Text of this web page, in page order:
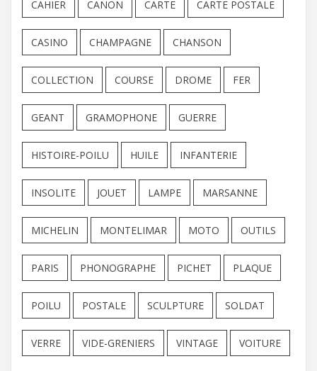
CAHIER CANON CARTE CARTE POSTALE
CASINO CHAMPAGNE CHANSON
COLLECTION COURSE DROME FER
GEANT GRAMOPHONE GUERRE
HISTOIRE-POILU HUILE INFANTERIE
INSOLITE JOUET LAMPE MARSANNE
MICHELIN MONTELIMAR MOTO OUTILS
PARIS PHONOGRAPHE PICHET PLAQUE
POILU POSTALE SCULPTURE SOLDAT
VERRE VIDE-GRENIERS VINTAGE VOITURE